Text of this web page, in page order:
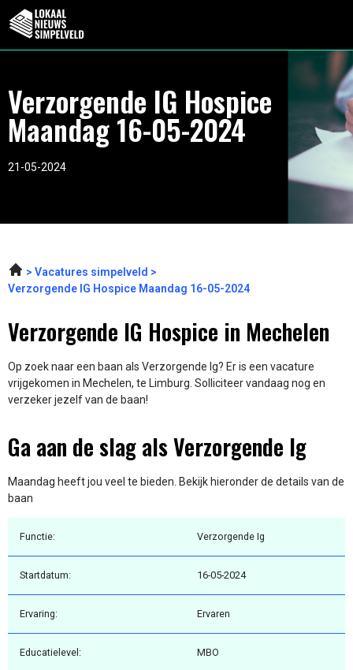
Verzorgende IG Hospice
Maandag 16-05-2024
21-05-2024
Vacatures simpelveld
Verzorgende IG Hospice Maandag 16-05-2024
Verzorgende IG Hospice in Mechelen
Op zoek naar een baan als Verzorgende Ig? Er is een vacature
vrijgekomen in Mechelen, te Limburg. Solliciteer vandaag nog en
verzeker jezelf van de baan!
Ga aan de slag als Verzorgende Ig
Maandag heeft jou veel te bieden. Bekijk hieronder de details van de
baan
Functie: Verzorgende Ig
Startdatum: 16-05-2024
Ervaring: Ervaren
Educatielevel: MBO